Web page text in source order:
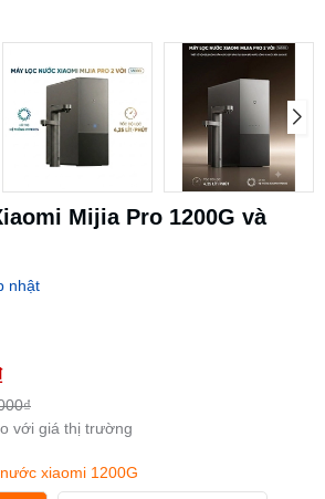
Mijia Pro 1200G và
nhật
với giá thị trường
xiaomi 1200G